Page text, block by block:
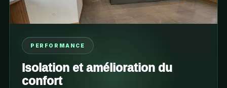
PERFORMANCE
Isolation et amélioration du
confort